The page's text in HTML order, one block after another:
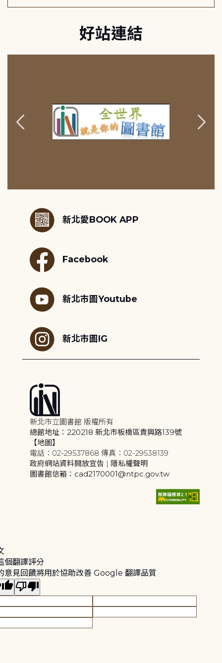
好站連結
新北愛BOOK APP
Facebook
新北市圖Youtube
新北市圖IG
新北市立圖書館 版權所有
總館地址：220218 新北市板橋區貴興路139號
【地圖】
電話：02-29537868 傳真：02-29538139
政府網站資料開放宣告 | 隱私權聲明
圖書館信箱：cad2170001@ntpc.gov.tw
個翻譯評分
意見回饋將用於協助改善 Google 翻譯品質